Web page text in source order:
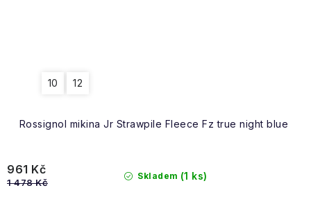
Rossignol mikina Jr Strawpile Fleece Fz true night blue
10 12
Skladem (1 ks)
961 Kč
1 478 Kč